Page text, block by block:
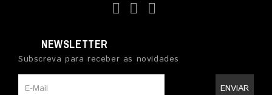
NEWSLETTER
Subscreva para receber as novidades
ENVIAR